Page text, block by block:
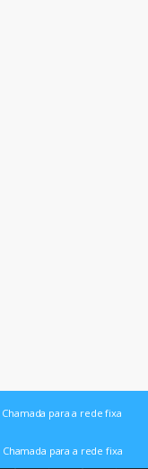
Chamada para a rede fixa
Chamada para a rede fixa